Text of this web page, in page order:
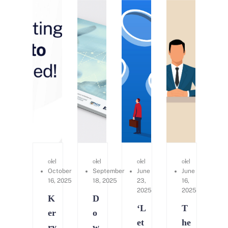
oleh
Kerry Consulting
October
16, 2025
K
er
oleh
Cynthia Ang
September
18, 2025
D
o
oleh
Kerry Consulting
June
23,
2025
‘L
et
oleh
June
16,
2025
T
he